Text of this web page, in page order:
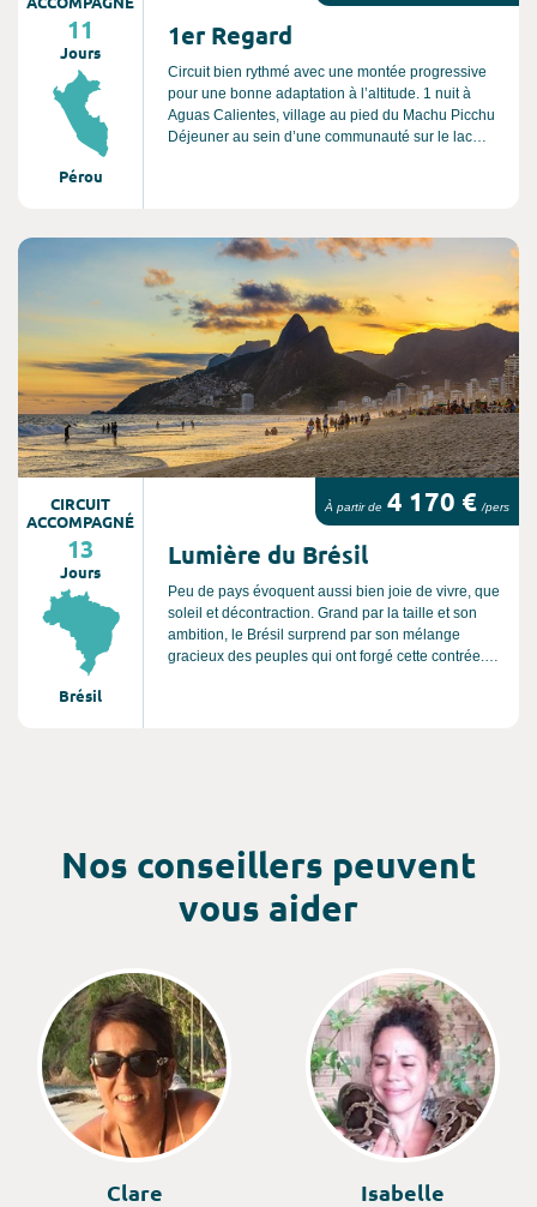
11
Jours
Pérou
1er Regard
Circuit bien rythmé avec une montée progressive
pour une bonne adaptation à l’altitude. 1 nuit à
Aguas Calientes, village au pied du Machu Picchu
Déjeuner au sein d’une communauté sur le lac
CIRCUIT
ACCOMPAGNÉ
13
Jours
Brésil
À partir de 4 170 € /pers
Lumière du Brésil
Peu de pays évoquent aussi bien joie de vivre, que
soleil et décontraction. Grand par la taille et son
ambition, le Brésil surprend par son mélange
gracieux des peuples qui ont forgé cette contrée.
Consultez l'offre de voyage
Nos conseillers peuvent
vous aider
Clare Isabelle